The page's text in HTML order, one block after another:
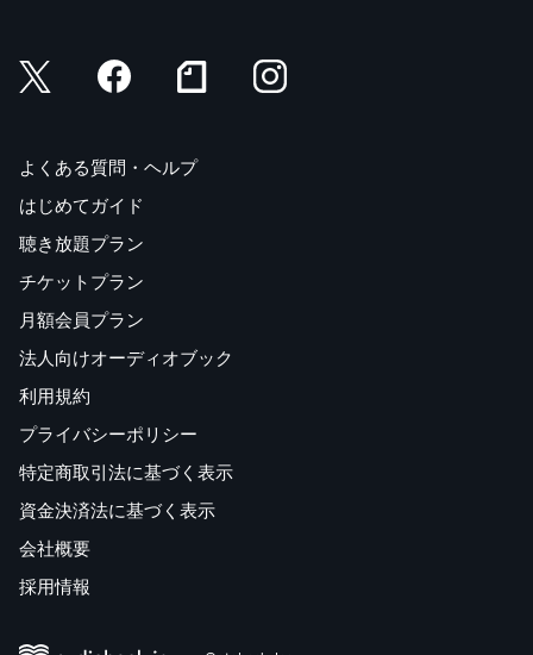
よくある質問・ヘルプ
はじめてガイド
聴き放題プラン
チケットプラン
月額会員プラン
法人向けオーディオブック
利用規約
プライバシーポリシー
特定商取引法に基づく表示
資金決済法に基づく表示
会社概要
採用情報